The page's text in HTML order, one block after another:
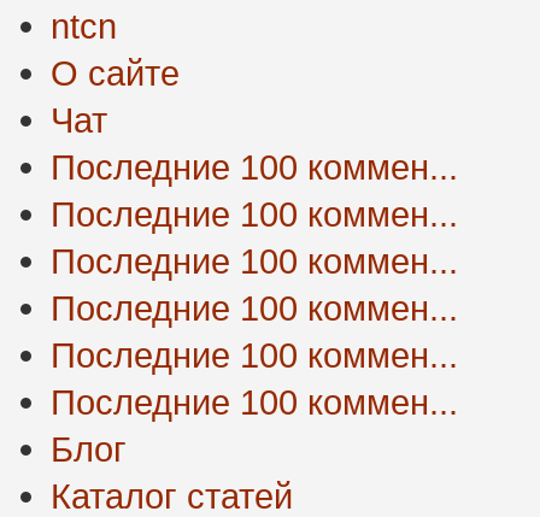
ntcn
О сайте
Чат
Последние 100 коммен...
Последние 100 коммен...
Последние 100 коммен...
Последние 100 коммен...
Последние 100 коммен...
Последние 100 коммен...
Блог
Каталог статей